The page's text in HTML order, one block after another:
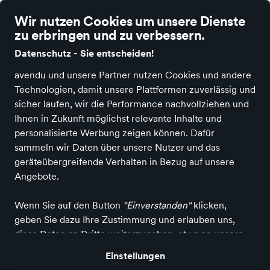
Wir nutzen Cookies um unsere Dienste
zu erbringen und zu verbessern.
Datenschutz - Sie entscheiden!
avendu und unsere Partner nutzen Cookies und andere
Technologien, damit unsere Plattformen zuverlässig und
sicher laufen, wir die Performance nachvollziehen und
Ihnen in Zukunft möglichst relevante Inhalte und
personalisierte Werbung zeigen können. Dafür
sammeln wir Daten über unsere Nutzer und das
geräteübergreifende Verhalten in Bezug auf unsere
Angebote.
Wenn Sie auf den Button "Einverstanden"klicken,
geben Sie dazu Ihre Zustimmung und erlauben uns,
diese Daten an Dritte weiterzugeben, etwa an unsere
Verarbeitung Ihrer Daten in den USA einschließen. Falls
Einstellungen
Kategorienin Hochhauser
Schuhe
Damen
Herren